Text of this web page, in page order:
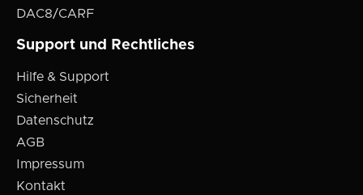
DAC8/CARF
Support und Rechtliches
Hilfe & Support
Sicherheit
Datenschutz
AGB
Impressum
Kontakt